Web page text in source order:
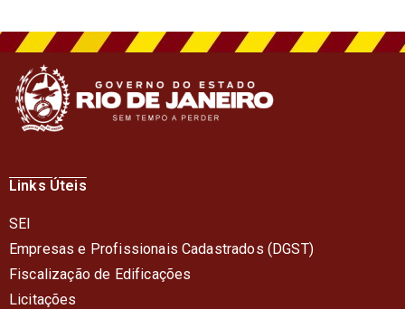
Links Úteis
SEI
Empresas e Profissionais Cadastrados (DGST)
Fiscalização de Edificações
Licitações